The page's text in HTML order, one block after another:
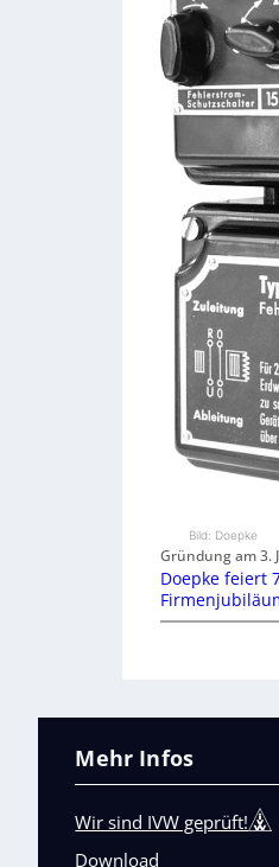
Bild: Doepke
Gründung am 3.
Doepke feiert
Mehr Infos
Wir sind IVW geprüft!
Download